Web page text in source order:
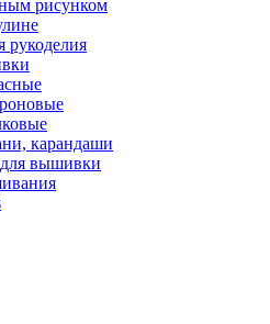
рисунком
карандаши
вышивки